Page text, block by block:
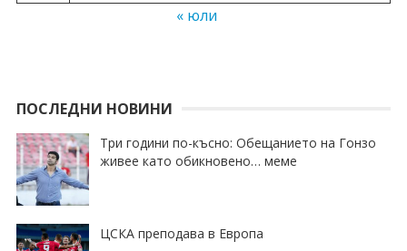
« юли
ПОСЛЕДНИ НОВИНИ
Три години по-късно: Обещанието на Гонзо
живее като обикновено… меме
ЦСКА преподава в Европа